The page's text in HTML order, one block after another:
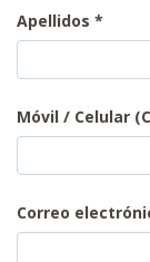
Apellidos
Móvil / Celular
Correo